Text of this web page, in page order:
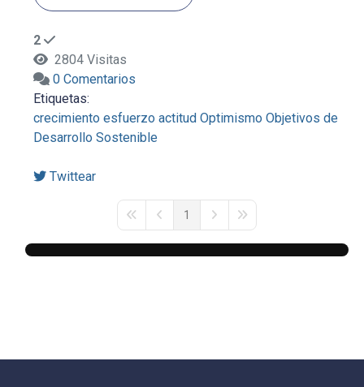
2
2804 Visitas
0 Comentarios
Etiquetas:
crecimiento esfuerzo actitud Optimismo Objetivos de
Desarrollo Sostenible
Twittear
First PagePrevious Page
1
Next PageLast Page